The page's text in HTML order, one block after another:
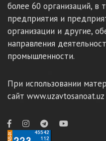
более 60 организаций, в
предприятия и
организации и другие,
направления
промышленности.
При использовании
сайт www.uzavtosanoat.uz